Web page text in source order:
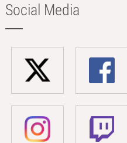
Social Media